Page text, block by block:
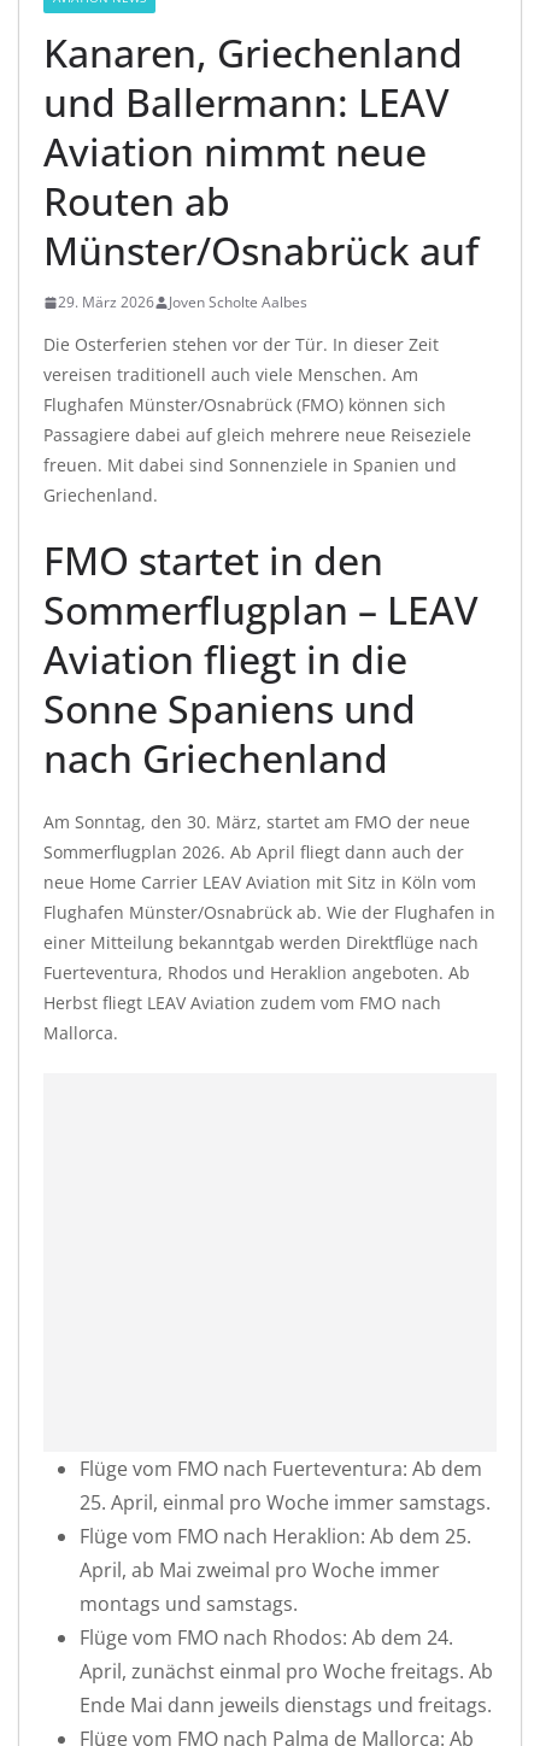
Kanaren, Griechenland
und Ballermann: LEAV
Aviation nimmt neue
Routen ab
Münster/Osnabrück auf
29. März 2026 Joven Scholte Aalbes
Die Osterferien stehen vor der Tür. In dieser Zeit
vereisen traditionell auch viele Menschen. Am
Flughafen Münster/Osnabrück (FMO) können sich
Passagiere dabei auf gleich mehrere neue Reiseziele
freuen. Mit dabei sind Sonnenziele in Spanien und
Griechenland.
FMO startet in den
Sommerflugplan – LEAV
Aviation fliegt in die
Sonne Spaniens und
nach Griechenland
Am Sonntag, den 30. März, startet am FMO der neue
Sommerflugplan 2026. Ab April fliegt dann auch der
neue Home Carrier LEAV Aviation mit Sitz in Köln vom
Flughafen Münster/Osnabrück ab. Wie der Flughafen in
einer Mitteilung bekanntgab werden Direktflüge nach
Fuerteventura, Rhodos und Heraklion angeboten. Ab
Herbst fliegt LEAV Aviation zudem vom FMO nach
Mallorca.
Flüge vom FMO nach Fuerteventura: Ab dem
25. April, einmal pro Woche immer samstags.
Flüge vom FMO nach Heraklion: Ab dem 25.
April, ab Mai zweimal pro Woche immer
montags und samstags.
Flüge vom FMO nach Rhodos: Ab dem 24.
April, zunächst einmal pro Woche freitags. Ab
Ende Mai dann jeweils dienstags und freitags.
Flüge vom FMO nach Palma de Mallorca: Ab